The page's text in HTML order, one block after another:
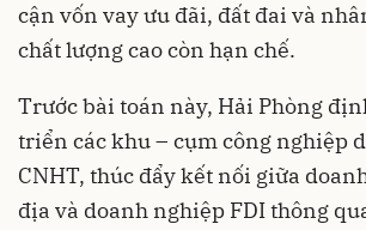
cận vốn vay ưu đãi, đất đai và
chất lượng cao còn hạn chế.
Trước bài toán này, Hải Phòng
triển các khu – cụm công nghiệp
CNHT, thúc đẩy kết nối giữa
địa và doanh nghiệp FDI thông